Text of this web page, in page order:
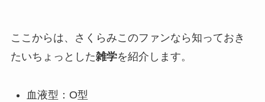
ここからは、さくらみこのファンなら知っておき
たいちょっとした雑学を紹介します。
血液型：O型